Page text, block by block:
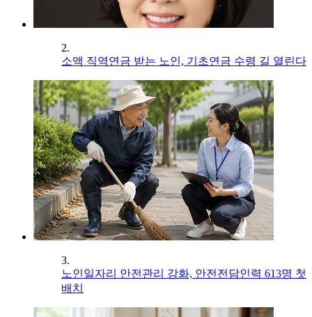
2.
소액 직역연금 받는 노인, 기초연금 수령 길 열린다
3.
노인일자리 안전관리 강화, 안전전담인력 613명 첫
배치